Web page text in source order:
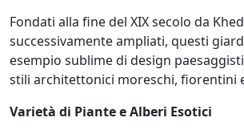
Fondati alla fine del XIX secolo da
successivamente ampliati, questi
esempio sublime di design
stili architettonici moreschi, fiorentini
Varietà di Piante e Alberi Esotici